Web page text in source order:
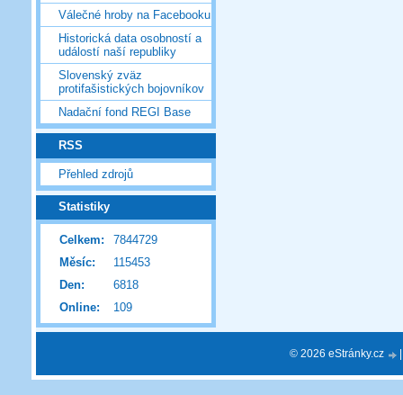
Válečné hroby na Facebooku
Historická data osobností a
událostí naší republiky
Slovenský zväz
protifašistických bojovníkov
Nadační fond REGI Base
RSS
Přehled zdrojů
Statistiky
Online: 109
Celkem:
7844729
Měsíc:
115453
Den:
6818
© 2026 eStránky.cz